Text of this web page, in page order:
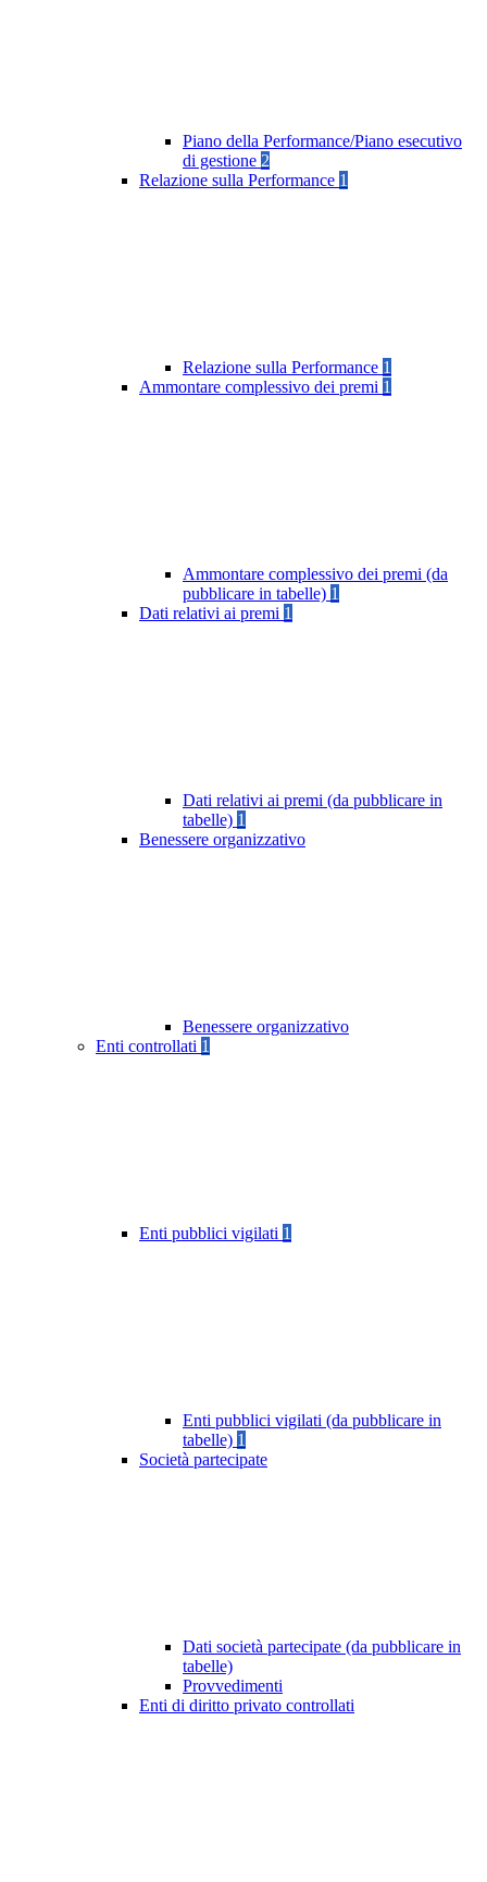
Piano della Performance/Piano esecutivo
di gestione 2
Relazione sulla Performance 1
Relazione sulla Performance 1
Ammontare complessivo dei premi 1
Ammontare complessivo dei premi (da
pubblicare in tabelle) 1
Dati relativi ai premi 1
Dati relativi ai premi (da pubblicare in
tabelle) 1
Benessere organizzativo
Benessere organizzativo
Enti controllati 1
Enti pubblici vigilati 1
Enti pubblici vigilati (da pubblicare in
tabelle) 1
Società partecipate
Dati società partecipate (da pubblicare in
tabelle)
Provvedimenti
Enti di diritto privato controllati